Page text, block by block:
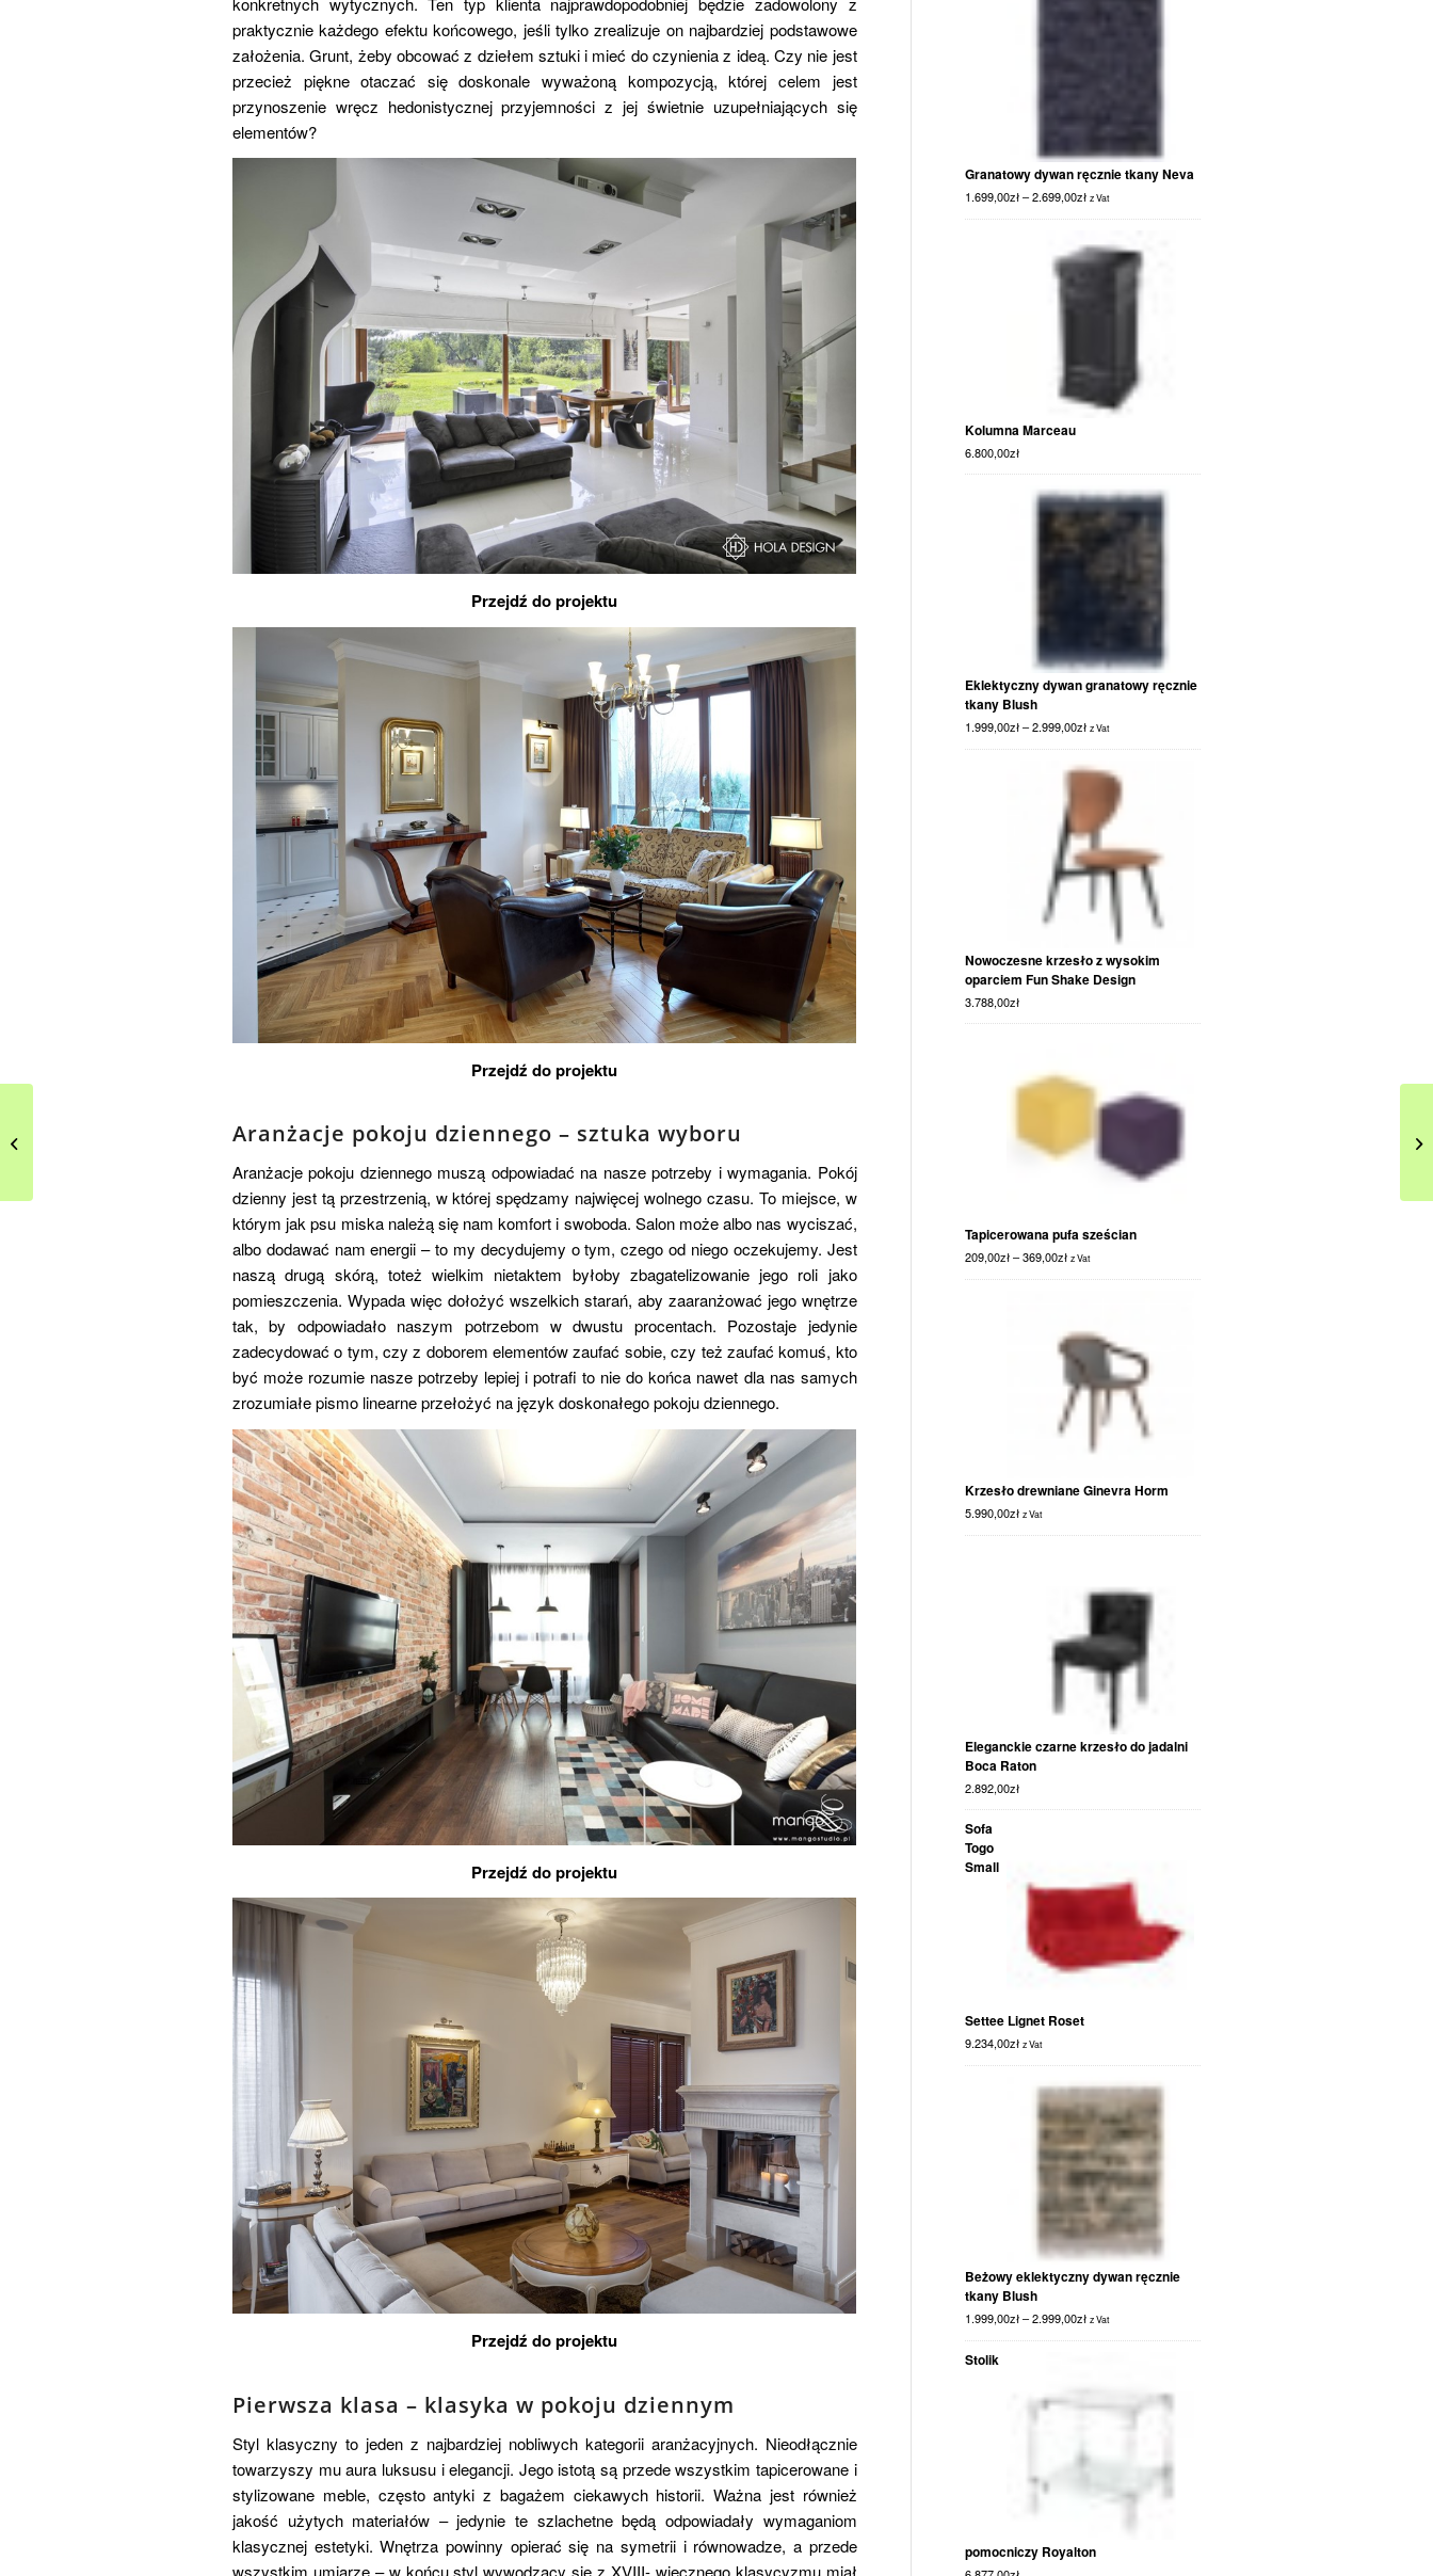
praktycznie każdego efektu końcowego, jeśli tylko zrealizuje on najbardziej podstawowe
założenia. Grunt, żeby obcować z dziełem sztuki i mieć do czynienia z ideą. Czy nie jest
przecież piękne otaczać się doskonale wyważoną kompozycją, której celem jest
przynoszenie wręcz hedonistycznej przyjemności z jej świetnie uzupełniających się
elementów?
Przejdź do projektu
Przejdź do projektu
Aranżacje pokoju dziennego – sztuka wyboru
Aranżacje pokoju dziennego muszą odpowiadać na nasze potrzeby i wymagania. Pokój
dzienny jest tą przestrzenią, w której spędzamy najwięcej wolnego czasu. To miejsce, w
którym jak psu miska należą się nam komfort i swoboda. Salon może albo nas wyciszać,
albo dodawać nam energii – to my decydujemy o tym, czego od niego oczekujemy. Jest
naszą drugą skórą, toteż wielkim nietaktem byłoby zbagatelizowanie jego roli jako
pomieszczenia. Wypada więc dołożyć wszelkich starań, aby zaaranżować jego wnętrze
tak, by odpowiadało naszym potrzebom w dwustu procentach. Pozostaje jedynie
zadecydować o tym, czy z doborem elementów zaufać sobie, czy też zaufać komuś, kto
być może rozumie nasze potrzeby lepiej i potrafi to nie do końca nawet dla nas samych
zrozumiałe pismo linearne przełożyć na język doskonałego pokoju dziennego.
Przejdź do projektu
Przejdź do projektu
Pierwsza klasa – klasyka w pokoju dziennym
Styl klasyczny to jeden z najbardziej nobliwych kategorii aranżacyjnych. Nieodłącznie
towarzyszy mu aura luksusu i elegancji. Jego istotą są przede wszystkim tapicerowane i
stylizowane meble, często antyki z bagażem ciekawych historii. Ważna jest również
jakość użytych materiałów – jedynie te szlachetne będą odpowiadały wymaganiom
klasycznej estetyki. Wnętrza powinny opierać się na symetrii i równowadze, a przede
wszystkim umiarze – w końcu styl wywodzący się z XVIII- wiecznego klasycyzmu miał
Granatowy dywan ręcznie tkany Neva
1.699,00zł–2.699,00zł z Vat
Kolumna Marceau
6.800,00zł
Eklektyczny dywan granatowy ręcznie
tkany Blush
1.999,00zł–2.999,00zł z Vat
Nowoczesne krzesło z wysokim
oparciem Fun Shake Design
3.788,00zł
Tapicerowana pufa sześcian
209,00zł–369,00zł z Vat
Krzesło drewniane Ginevra Horm
5.990,00zł z Vat
Eleganckie czarne krzesło do jadalni
Boca Raton
2.892,00zł
Sofa
Togo
Small
Settee Lignet Roset
9.234,00zł z Vat
Beżowy eklektyczny dywan ręcznie
tkany Blush
1.999,00zł–2.999,00zł z Vat
Stolik
pomocniczy Royalton